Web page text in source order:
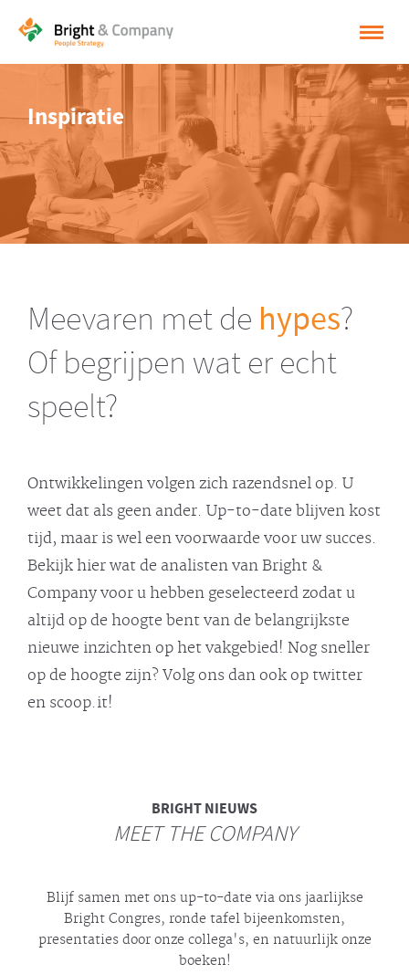
OPLOSSINGEN
CASES
INSPIRATIE
OVER BRIGHT & COMPANY
NEDERLANDS
ENGLISH
Inspiratie
Meevaren met de hypes?
Of begrijpen wat er echt
speelt?
Ontwikkelingen volgen zich razendsnel op. U
weet dat als geen ander. Up-to-date blijven kost
tijd, maar is wel een voorwaarde voor uw succes.
Bekijk hier wat de analisten van Bright &
Company voor u hebben geselecteerd zodat u
altijd op de hoogte bent van de belangrijkste
nieuwe inzichten op het vakgebied! Nog sneller
op de hoogte zijn? Volg ons dan ook op twitter
en scoop.it!
BRIGHTNIEUWS
MEET THE COMPANY
Blijf samen met ons up-to-date via ons jaarlijkse
Bright Congres, ronde tafel bijeenkomsten,
presentaties door onze collega's, en natuurlijk onze
boeken!